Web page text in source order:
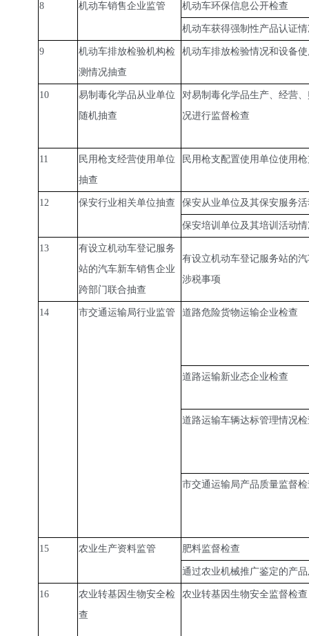
8 机动车销售企业监管 机动车环保信息公开检查
机动车获得强制性产品认证
9
机动车排放检验机构检
测情况抽查
机动车排放检验情况和设备
10
易制毒化学品从业单位
随机抽查
对易制毒化学品生产、经营
况进行监督检查
11
民用枪支经营使用单位
抽查
民用枪支配置使用单位使用
12 保安行业相关单位抽查 保安从业单位及其保安服务
保安培训单位及其培训活动
13
有设立机动车登记服务
站的汽车新车销售企业
跨部门联合抽查
有设立机动车登记服务站的
涉税事项
14 市交通运输局行业监管 道路危险货物运输企业检查
道路运输新业态企业检查
道路运输车辆达标管理情况
市交通运输局产品质量监督
15 农业生产资料监管 肥料监督检查
通过农业机械推广鉴定的产
16
农业转基因生物安全检
查
农业转基因生物安全监督检查